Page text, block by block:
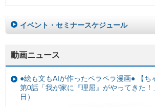
イベント・セミナースケジュール
動画ニュース
●絵も文もAIが作ったペラペラ漫画● 【ち
第0話「我が家に『理屈』がやってきた
日）